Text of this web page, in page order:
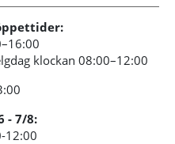
klockan 08:00–12:00
- 7/8:
12:00